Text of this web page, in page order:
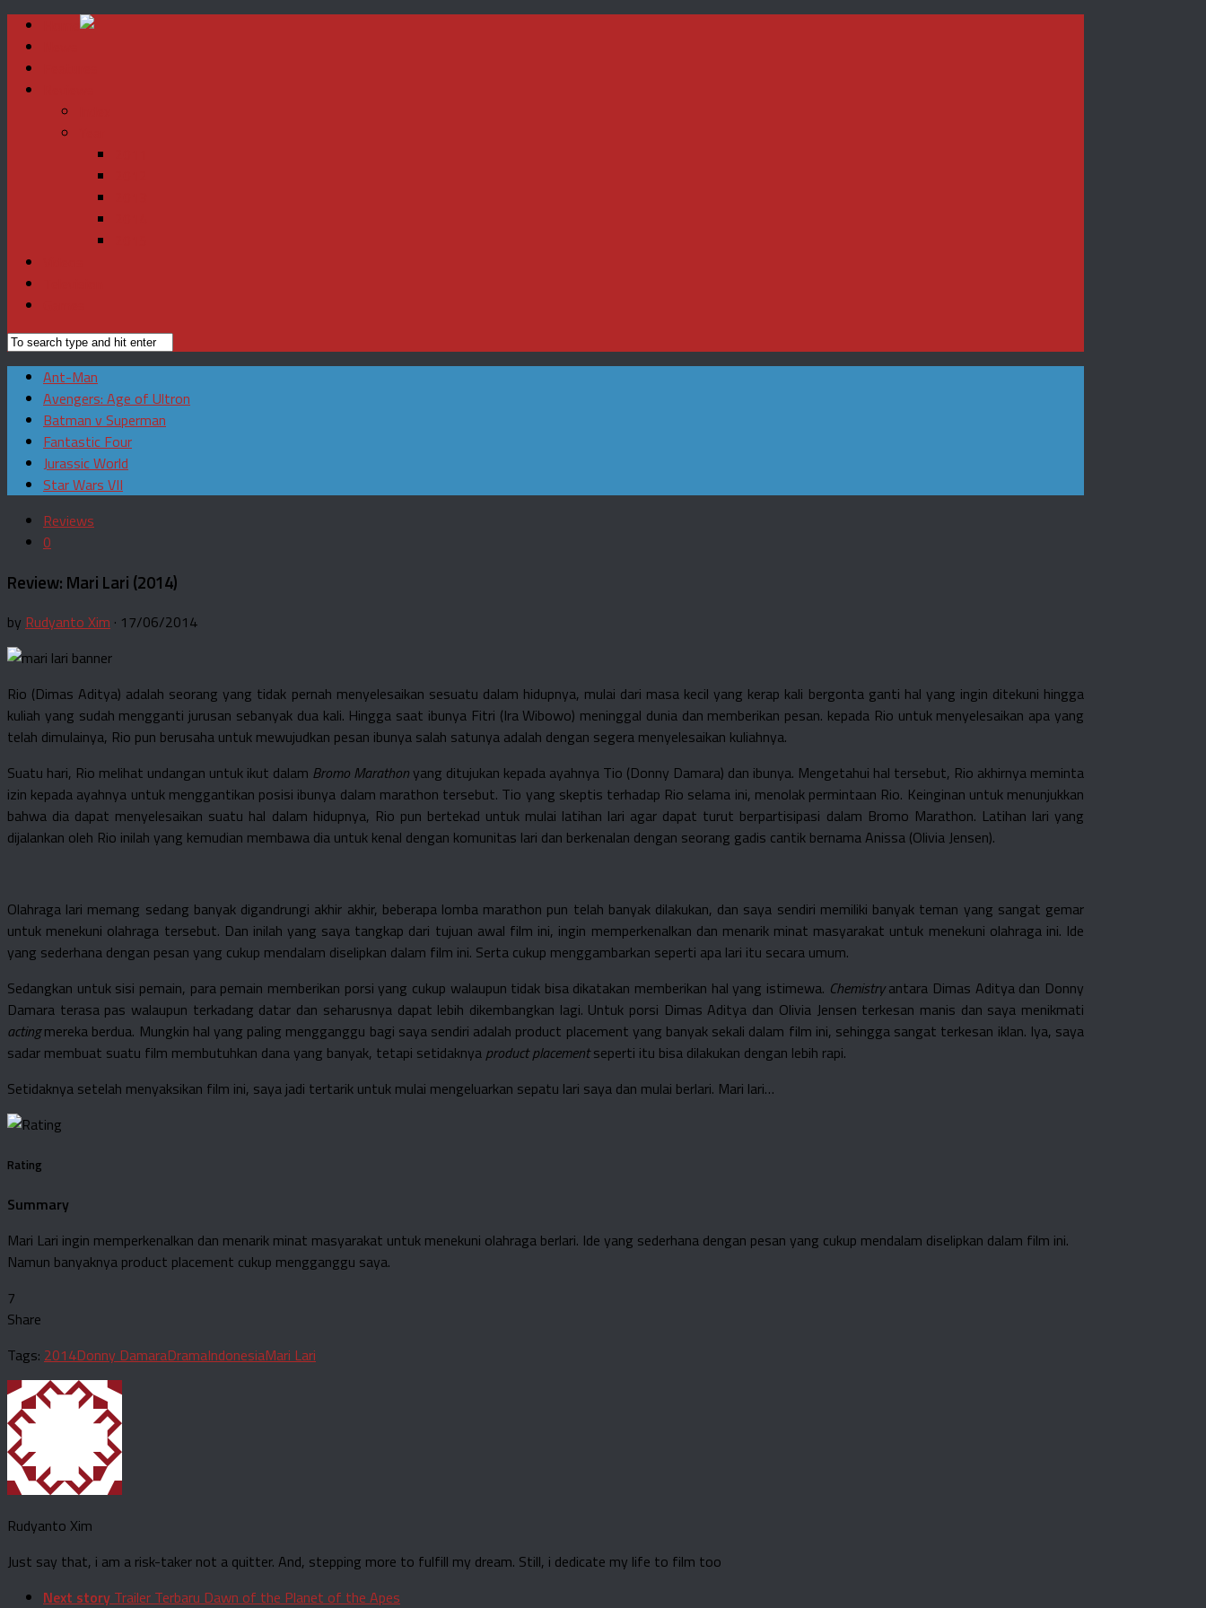
Ant-Man
Avengers: Age of Ultron
Batman v Superman
Fantastic Four
Jurassic World
Star Wars VII
Reviews
0
Review: Mari Lari (2014)
by Rudyanto Xim · 17/06/2014
Rio (Dimas Aditya) adalah seorang yang tidak pernah menyelesaikan sesuatu dalam hidupnya, mulai dari masa kecil yang kerap kali bergonta ganti hal yang ingin ditekuni hingga
kuliah yang sudah mengganti jurusan sebanyak dua kali. Hingga saat ibunya Fitri (Ira Wibowo) meninggal dunia dan memberikan pesan. kepada Rio untuk menyelesaikan apa yang
telah dimulainya, Rio pun berusaha untuk mewujudkan pesan ibunya salah satunya adalah dengan segera menyelesaikan kuliahnya.
Suatu hari, Rio melihat undangan untuk ikut dalam Bromo Marathonyang ditujukan kepada ayahnya Tio (Donny Damara) dan ibunya. Mengetahui hal tersebut, Rio akhirnya meminta
izin kepada ayahnya untuk menggantikan posisi ibunya dalam marathon tersebut. Tio yang skeptis terhadap Rio selama ini, menolak permintaan Rio. Keinginan untuk menunjukkan
bahwa dia dapat menyelesaikan suatu hal dalam hidupnya, Rio pun bertekad untuk mulai latihan lari agar dapat turut berpartisipasi dalam Bromo Marathon. Latihan lari yang
dijalankan oleh Rio inilah yang kemudian membawa dia untuk kenal dengan komunitas lari dan berkenalan dengan seorang gadis cantik bernama Anissa (Olivia Jensen).
Olahraga lari memang sedang banyak digandrungi akhir akhir, beberapa lomba marathon pun telah banyak dilakukan, dan saya sendiri memiliki banyak teman yang sangat gemar
untuk menekuni olahraga tersebut. Dan inilah yang saya tangkap dari tujuan awal film ini, ingin memperkenalkan dan menarik minat masyarakat untuk menekuni olahraga ini. Ide
yang sederhana dengan pesan yang cukup mendalam diselipkan dalam film ini. Serta cukup menggambarkan seperti apa lari itu secara umum.
Sedangkan untuk sisi pemain, para pemain memberikan porsi yang cukup walaupun tidak bisa dikatakan memberikan hal yang istimewa. Chemistryantara Dimas Aditya dan Donny
Damara terasa pas walaupun terkadang datar dan seharusnya dapat lebih dikembangkan lagi. Untuk porsi Dimas Aditya dan Olivia Jensen terkesan manis dan saya menikmati
actingmereka berdua. Mungkin hal yang paling mengganggu bagi saya sendiri adalah product placement yang banyak sekali dalam film ini, sehingga sangat terkesan iklan. Iya, saya
sadar membuat suatu film membutuhkan dana yang banyak, tetapi setidaknya product placementseperti itu bisa dilakukan dengan lebih rapi.
Setidaknya setelah menyaksikan film ini, saya jadi tertarik untuk mulai mengeluarkan sepatu lari saya dan mulai berlari. Mari lari…
Rating
Summary
Mari Lari ingin memperkenalkan dan menarik minat masyarakat untuk menekuni olahraga berlari. Ide yang sederhana dengan pesan yang cukup mendalam diselipkan dalam film ini.
Namun banyaknya product placement cukup mengganggu saya.
7
Share
Tags: 2014Donny DamaraDramaIndonesiaMari Lari
Rudyanto Xim
Just say that, i am a risk-taker not a quitter. And, stepping more to fulfill my dream. Still, i dedicate my life to film too
Next story Trailer Terbaru Dawn of the Planet of the Apes